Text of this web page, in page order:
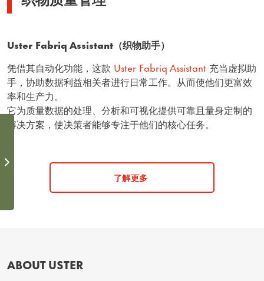
Uster Fabriq Assistant（织物助手）
凭借其自动化功能，这款 Uster Fabriq Assistant 充当虚拟助
手，协助数据利益相关者进行日常工作。从而使他们更富效
率和生产力。
它为质量数据的处理、分析和可视化提供可靠且量身定制的
解决方案，使决策者能够专注于他们的核心任务。
了解更多
ABOUT USTER